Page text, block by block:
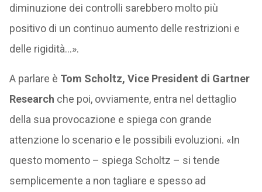
diminuzione dei controlli sarebbero molto più
positivo di un continuo aumento delle restrizioni e
delle rigidità…».
A parlare è Tom Scholtz, Vice President di Gartner
Research che poi, ovviamente, entra nel dettaglio
della sua provocazione e spiega con grande
attenzione lo scenario e le possibili evoluzioni. «In
questo momento – spiega Scholtz – si tende
semplicemente a non tagliare e spesso ad